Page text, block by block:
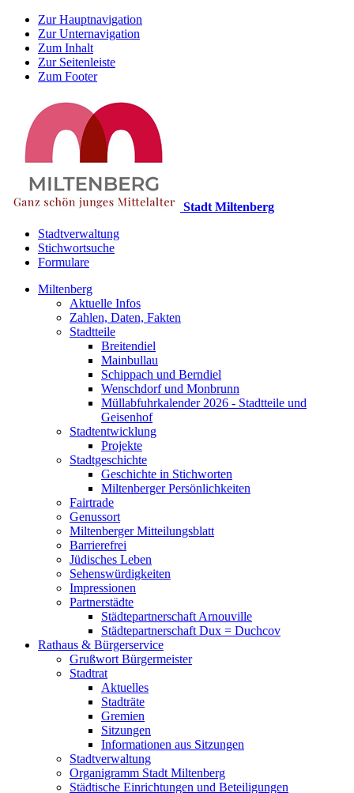
Zur Hauptnavigation
Zur Unternavigation
Zum Inhalt
Zur Seitenleiste
Zum Footer
Stadt Miltenberg
Stadtverwaltung
Stichwortsuche
Formulare
Miltenberg
Aktuelle Infos
Zahlen, Daten, Fakten
Stadtteile
Breitendiel
Mainbullau
Schippach und Berndiel
Wenschdorf und Monbrunn
Müllabfuhrkalender 2026 - Stadtteile und
Geisenhof
Stadtentwicklung
Projekte
Stadtgeschichte
Geschichte in Stichworten
Miltenberger Persönlichkeiten
Fairtrade
Genussort
Miltenberger Mitteilungsblatt
Barrierefrei
Jüdisches Leben
Sehenswürdigkeiten
Impressionen
Partnerstädte
Städtepartnerschaft Arnouville
Städtepartnerschaft Dux = Duchcov
Rathaus & Bürgerservice
Grußwort Bürgermeister
Stadtrat
Aktuelles
Stadträte
Gremien
Sitzungen
Informationen aus Sitzungen
Stadtverwaltung
Organigramm Stadt Miltenberg
Städtische Einrichtungen und Beteiligungen